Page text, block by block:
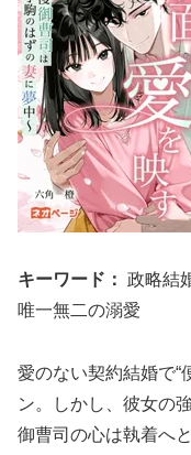
キーワード： 政略結
唯一無二の溺愛
愛のない契約結婚で“
ン。しかし、彼女の
御曹司の心は執着へ